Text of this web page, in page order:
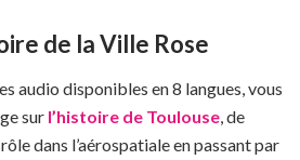
de la Ville Rose
audio disponibles en 8 langues, vous
sur l’histoire de Toulouse , de
dans l’aérospatiale en passant par